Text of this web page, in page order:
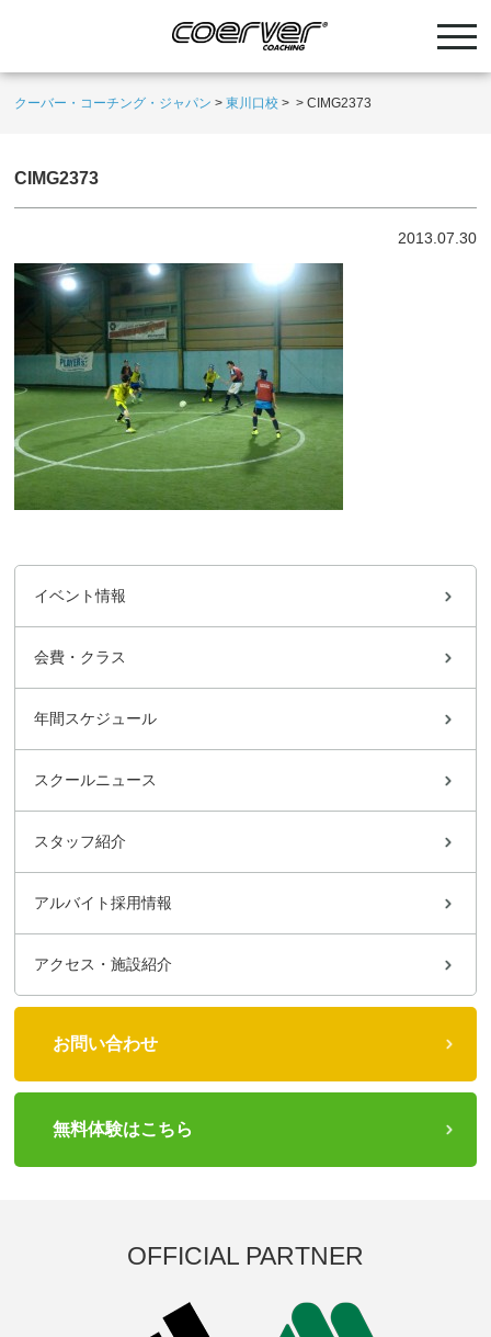
クーバー・コーチング・ジャパン >東川口校 > >CIMG2373
CIMG2373
2013.07.30
イベント情報
会費・クラス
年間スケジュール
スクールニュース
スタッフ紹介
アルバイト採用情報
アクセス・施設紹介
お問い合わせ
無料体験はこちら
OFFICIAL PARTNER